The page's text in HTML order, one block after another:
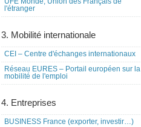
l'étranger
3. Mobilité internationale
CEI – Centre d'échanges internationaux
Réseau EURES – Portail européen sur la
mobilité de l'emploi
4. Entreprises
BUSINESS France (exporter, investir…)